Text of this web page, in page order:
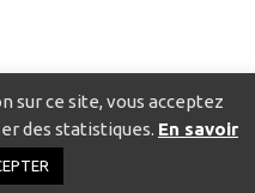
sur ce site, vous acceptez
des statistiques. En savoir